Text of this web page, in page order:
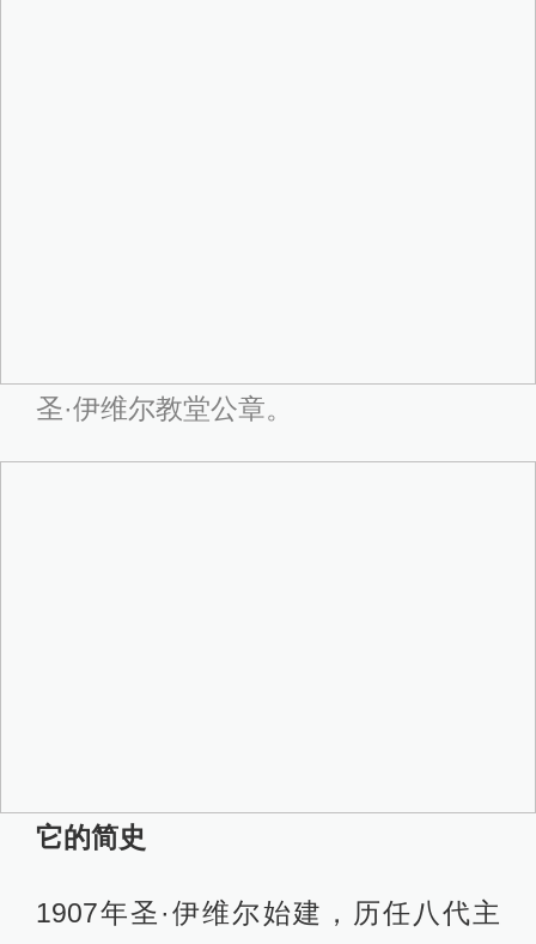
圣·伊维尔教堂公章。
它的简史
1907年圣·伊维尔始建，历任八代主